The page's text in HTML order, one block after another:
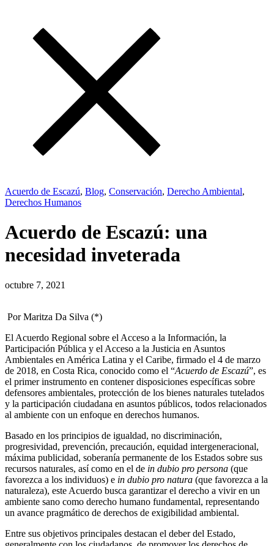
Acuerdo de Escazú, Blog, Conservación, Derecho Ambiental,
Derechos Humanos
Acuerdo de Escazú: una
necesidad inveterada
octubre 7, 2021
Por Maritza Da Silva (*)
El Acuerdo Regional sobre el Acceso a la Información, la
Participación Pública y el Acceso a la Justicia en Asuntos
Ambientales en América Latina y el Caribe, firmado el 4 de marzo
de 2018, en Costa Rica, conocido como el “Acuerdo de Escazú”, es
el primer instrumento en contener disposiciones específicas sobre
defensores ambientales, protección de los bienes naturales tutelados
y la participación ciudadana en asuntos públicos, todos relacionados
al ambiente con un enfoque en derechos humanos.
Basado en los principios de igualdad, no discriminación,
progresividad, prevención, precaución, equidad intergeneracional,
máxima publicidad, soberanía permanente de los Estados sobre sus
recursos naturales, así como en el de in dubio pro persona (que
favorezca a los individuos) e in dubio pro natura (que favorezca a la
naturaleza), este Acuerdo busca garantizar el derecho a vivir en un
ambiente sano como derecho humano fundamental, representando
un avance pragmático de derechos de exigibilidad ambiental.
Entre sus objetivos principales destacan el deber del Estado,